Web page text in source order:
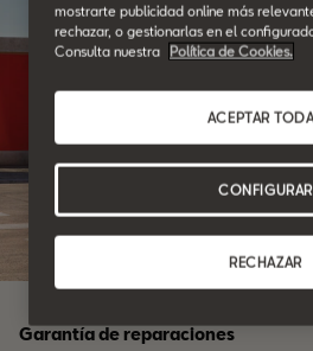
Garantía de reparaciones
mostrarte publicidad online más
rechazar, o gestionarlas en el
Consulta nuestra
Política de Cookies.
RECHAZAR
ACEPTAR
CONFIGURAR